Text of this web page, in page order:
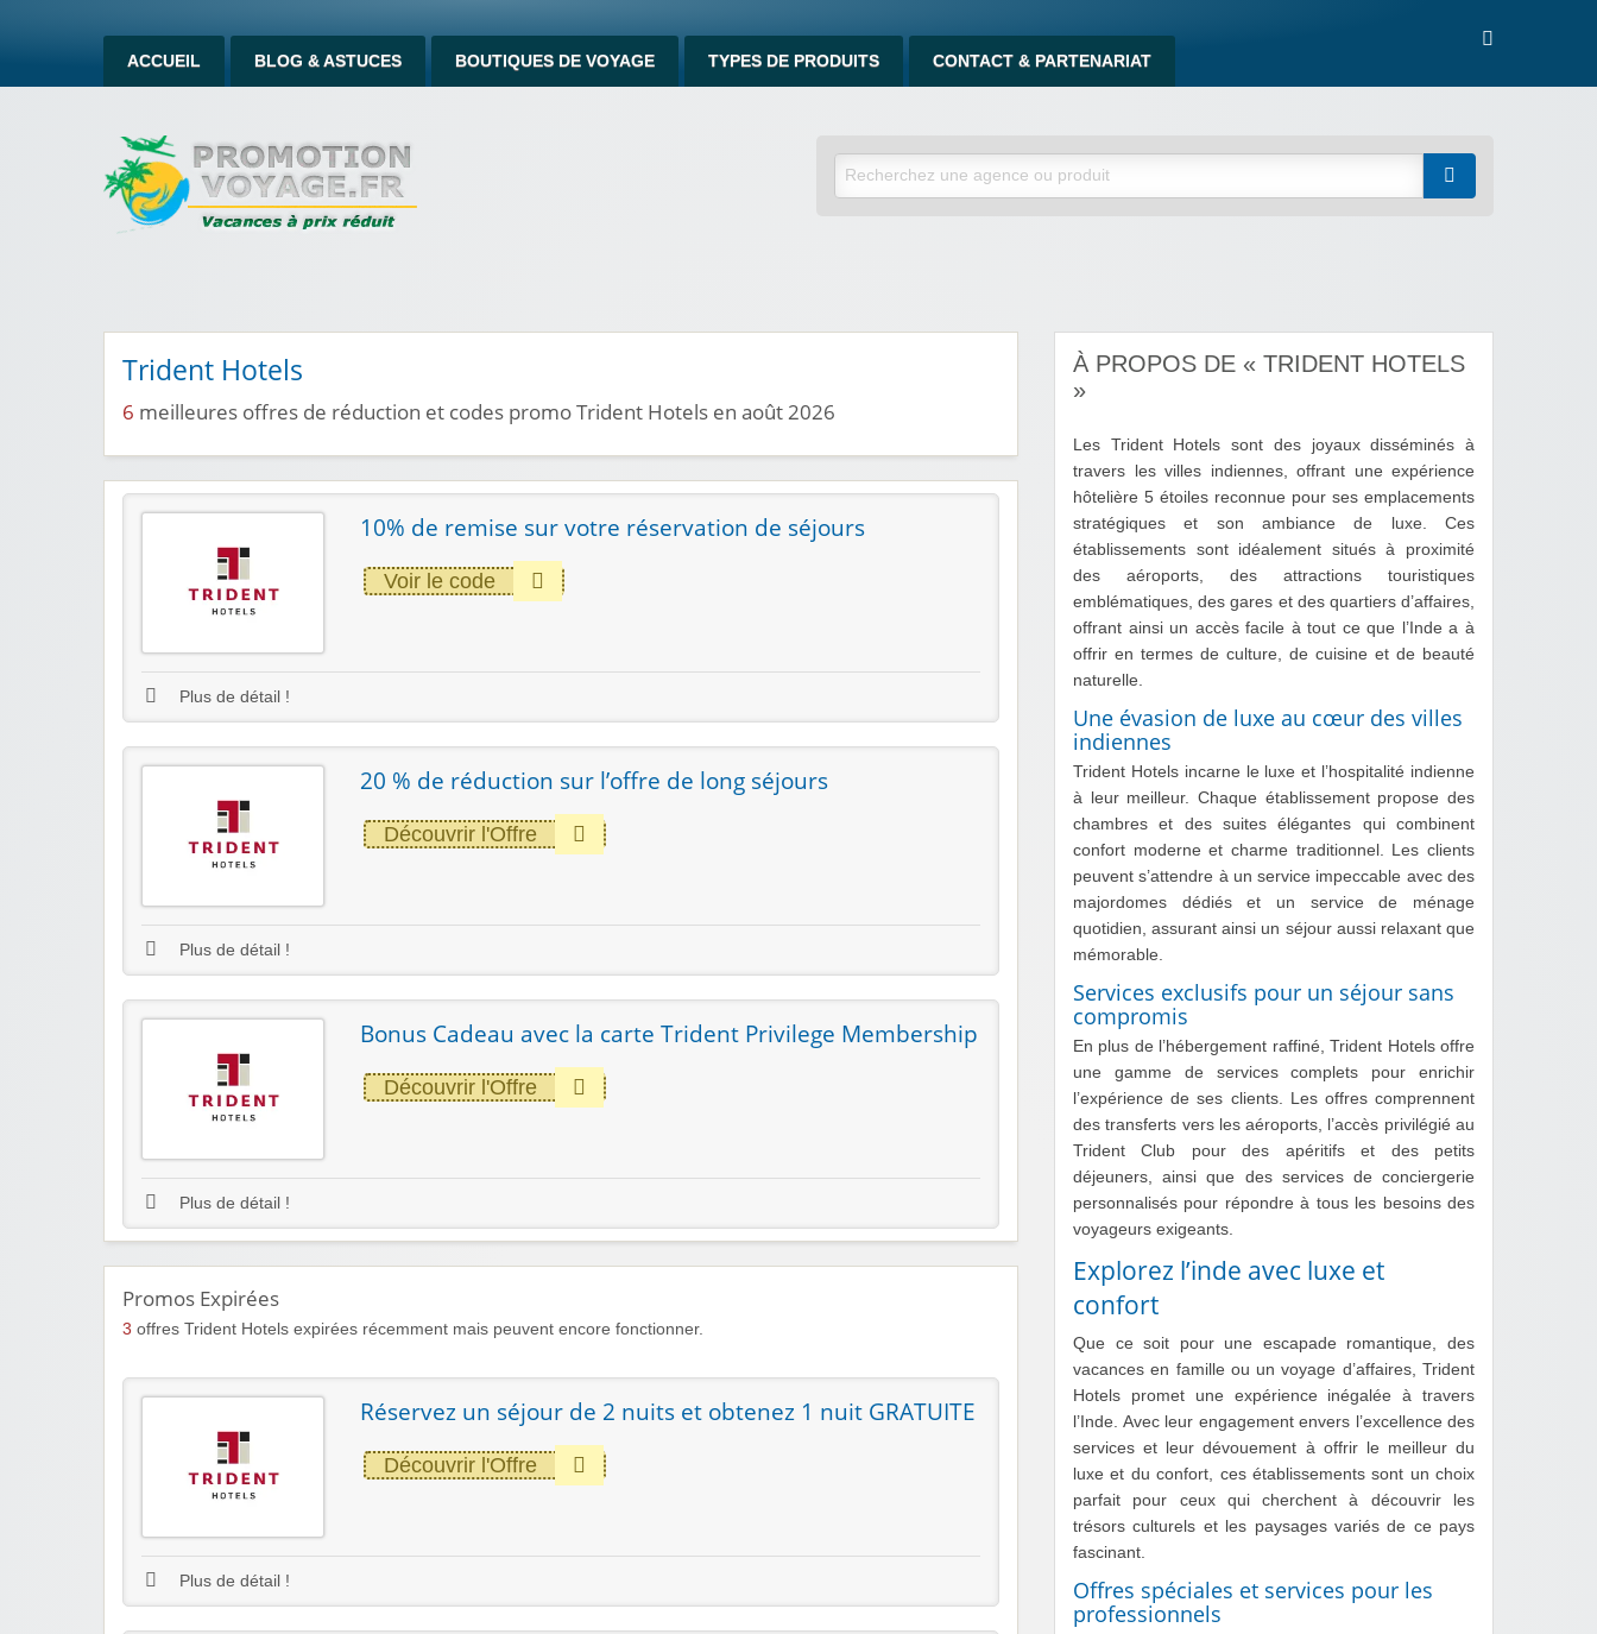
ACCUEIL BLOG & ASTUCES BOUTIQUES DE VOYAGE TYPES DE PRODUITS CONTACT & PARTENARIAT
Trident Hotels
6 meilleures offres de réduction et codes promo Trident Hotels en août 2026
10% de remise sur votre réservation de séjours
Voir le code
Plus de détail !
20 % de réduction sur l’offre de long séjours
Découvrir l'Offre
Plus de détail !
Bonus Cadeau avec la carte Trident Privilege Membership
Découvrir l'Offre
Plus de détail !
Promos Expirées
3 offres Trident Hotels expirées récemment mais peuvent encore fonctionner.
Réservez un séjour de 2 nuits et obtenez 1 nuit GRATUITE
Découvrir l'Offre
Plus de détail !
À PROPOS DE « TRIDENT HOTELS
»
Les Trident Hotels sont des joyaux disséminés à
travers les villes indiennes, offrant une expérience
hôtelière 5 étoiles reconnue pour ses emplacements
stratégiques et son ambiance de luxe. Ces
établissements sont idéalement situés à proximité
des aéroports, des attractions touristiques
emblématiques, des gares et des quartiers d’affaires,
offrant ainsi un accès facile à tout ce que l’Inde a à
offrir en termes de culture, de cuisine et de beauté
naturelle.
Une évasion de luxe au cœur des villes
indiennes
Trident Hotels incarne le luxe et l’hospitalité indienne
à leur meilleur. Chaque établissement propose des
chambres et des suites élégantes qui combinent
confort moderne et charme traditionnel. Les clients
peuvent s’attendre à un service impeccable avec des
majordomes dédiés et un service de ménage
quotidien, assurant ainsi un séjour aussi relaxant que
mémorable.
Services exclusifs pour un séjour sans
compromis
En plus de l’hébergement raffiné, Trident Hotels offre
une gamme de services complets pour enrichir
l’expérience de ses clients. Les offres comprennent
des transferts vers les aéroports, l’accès privilégié au
Trident Club pour des apéritifs et des petits
déjeuners, ainsi que des services de conciergerie
personnalisés pour répondre à tous les besoins des
voyageurs exigeants.
Explorez l’inde avec luxe et
confort
Que ce soit pour une escapade romantique, des
vacances en famille ou un voyage d’affaires, Trident
Hotels promet une expérience inégalée à travers
l’Inde. Avec leur engagement envers l’excellence des
services et leur dévouement à offrir le meilleur du
luxe et du confort, ces établissements sont un choix
parfait pour ceux qui cherchent à découvrir les
trésors culturels et les paysages variés de ce pays
fascinant.
Offres spéciales et services pour les
professionnels